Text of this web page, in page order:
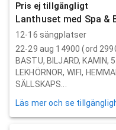
Pris ej tillgängligt
Lanthuset med Spa &
12-16 sängplatser
22-29 aug 14900 (ord
BASTU, BILJARD, KAMIN,
LEKHÖRNOR, WIFI,
SÄLLSKAPS...
Läs mer och se